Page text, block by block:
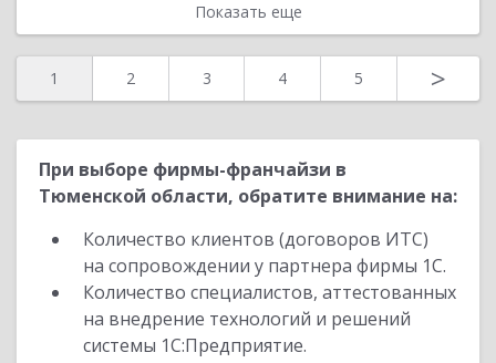
Показать еще
1 2 3 4 5 >
При выборе фирмы-франчайзи в
Тюменской области, обратите внимание на:
Количество клиентов (договоров ИТС)
на сопровождении у партнера фирмы 1С.
Количество специалистов, аттестованных
на внедрение технологий и решений
системы 1С:Предприятие.